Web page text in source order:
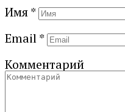
Имя*
Email*
Комментарий